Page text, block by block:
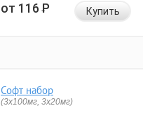
от 116Р Купить
Софт набор
(3x100мг, 3x20мг)